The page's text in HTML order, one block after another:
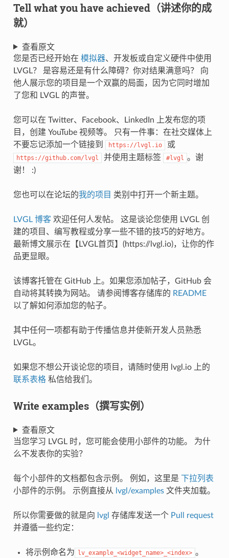
Tell what you have achieved（讲述你的成
就）
查看原文
您是否已经开始在 模拟器、开发板或自定义硬件中使用
LVGL？ 是容易还是有什么障碍？你对结果满意吗？ 向
他人展示您的项目是一个双赢的局面，因为它同时增加
了您和 LVGL 的声誉。
您可以在 Twitter、Facebook、LinkedIn 上发布您的项
目，创建 YouTube 视频等。 只有一件事：在社交媒体上
不要忘记添加一个链接到
https://lvgl.io 或
https://github.com/lvgl 并使用主题标签 #lvgl
。谢
谢！ :)
您也可以在论坛的我的项目 类别中打开一个新主题。
LVGL 博客欢迎任何人发帖。 这是谈论您使用 LVGL 创
建的项目、编写教程或分享一些不错的技巧的好地方。
最新博文展示在【LVGL首页】(https://lvgl.io)，让你的作
品更显眼。
该博客托管在 GitHub 上。如果您添加帖子，GitHub 会
自动将其转换为网站。 请参阅博客存储库的 README
以了解如何添加您的帖子。
其中任何一项都有助于传播信息并使新开发人员熟悉
LVGL。
如果您不想公开谈论您的项目，请随时使用 lvgl.io 上的
联系表格私信给我们。
Write examples（撰写实例）
查看原文
当您学习 LVGL 时，您可能会使用小部件的功能。 为什
么不发表你的实验？
每个小部件的文档都包含示例。 例如，这里是 下拉列表
小部件的示例。 示例直接从 lvgl/examples文件夹加载。
所以你需要做的就是向 lvgl 存储库发送一个 Pull request
并遵循一些约定：
将示例命名为 lv_example_<widget_name>_<index> 。